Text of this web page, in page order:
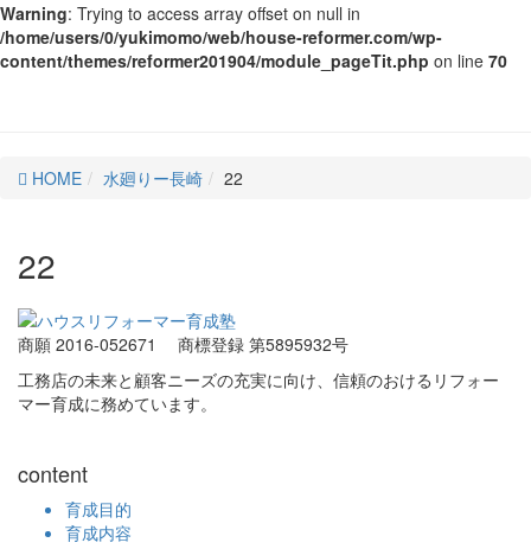
Warning: Trying to access array offset on null in
/home/users/0/yukimomo/web/house-reformer.com/wp-
content/themes/reformer201904/module_pageTit.php on line 70
HOME 水廻りー長崎 22
22
商願 2016-052671
商標登録 第5895932号
工務店の未来と顧客ニーズの充実に向け、信頼のおけるリフォー
マー育成に務めています。
content
育成目的
育成内容